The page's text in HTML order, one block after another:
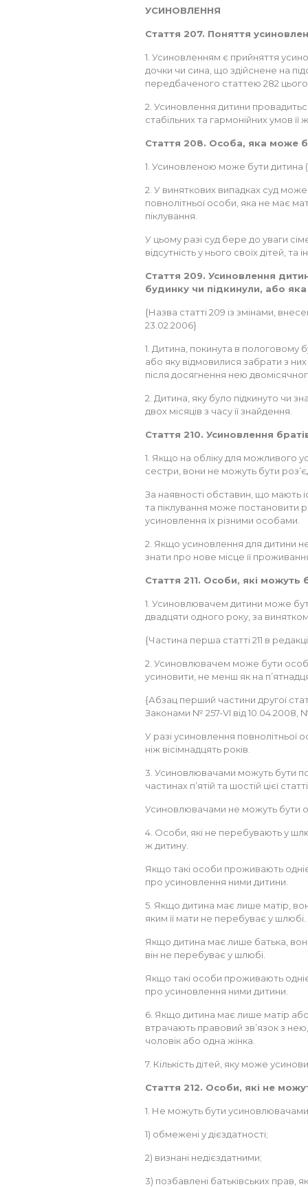
УСИНОВЛЕННЯ
Стаття 207. Поняття
1. Усиновленням є прийняття
дочки чи сина, що здійснене на
передбаченого статтею 282
2. Усиновлення дитини
стабільних та гармонійних умов її
Стаття 208. Особа, яка може
1. Усиновленою може бути дитина
2. У виняткових випадках суд
повнолітньої особи, яка не має
піклування.
У цьому разі суд бере до уваги
відсутність у нього своїх дітей,
Стаття 209. Усиновлення
будинку чи підкинули, або
{Назва статті 209 із змінами,
23.02.2006}
1. Дитина, покинута в пологовому
або яку відмовилися забрати з
після досягнення нею
2. Дитина, яку було підкинуто чи
двох місяців з часу її знайдення.
Стаття 210. Усиновлення
1. Якщо на обліку для можливого
сестри, вони не можуть бути
За наявності обставин, що мають
та піклування може постановити
усиновлення їх різними особами.
2. Якщо усиновлення для дитини
знати про нове місце її
Стаття 211. Особи, які
1. Усиновлювачем дитини може
двадцяти одного року, за
{Частина перша статті 211 в
2. Усиновлювачем може бути
усиновити, не менш як на
{Абзац перший частини другої
Законами № 257-VI від 10.04.2008,
У разі усиновлення повнолітньої
ніж вісімнадцять років.
3. Усиновлювачами можуть бути
частинах п’ятій та шостій цієї
Усиновлювачами не можуть бути
4. Особи, які не перебувають у
ж дитину.
Якщо такі особи проживають
про усиновлення ними дитини.
5. Якщо дитина має лише матір,
яким її мати не перебуває у шлюбі.
Якщо дитина має лише батька,
він не перебуває у шлюбі.
Якщо такі особи проживають
про усиновлення ними дитини.
6. Якщо дитина має лише матір або
втрачають правовий зв’язок з
чоловік або одна жінка.
7. Кількість дітей, яку може
Стаття 212. Особи, які не
1. Не можуть бути усиновлювачами
1) обмежені у дієздатності;
2) визнані недієздатними;
3) позбавлені батьківських прав,